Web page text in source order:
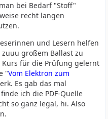
bei Bedarf "Stoff"
recht langen
und Lesern helfen
großem Ballast zu
Kurs für die Prüfung gelernt
"Vom Elektron zum
Es gab das mal
ich die PDF-Quelle
so ganz legal, hi. Also